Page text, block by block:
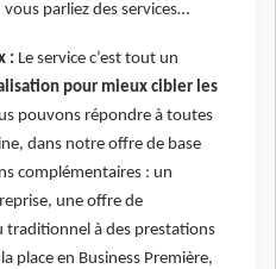
parliez des services…
: Le service c’est tout un
pour mieux cibler les
pouvons répondre à toutes
dans notre offre de base
complémentaires : un
une offre de
traditionnel à des prestations
place en Business Première,